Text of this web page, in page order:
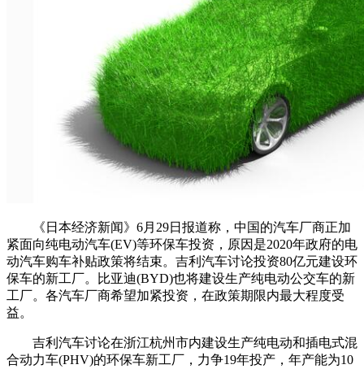
《日本经济新闻》6月29日报道称，中国的汽车厂商正加
紧面向纯电动汽车(EV)等环保车投资，原因是2020年政府的电
动汽车购车补贴政策将结束。吉利汽车讨论投资80亿元建设环
保车的新工厂。比亚迪(BYD)也将建设生产纯电动公交车的新
工厂。各汽车厂商希望加紧投资，在政策期限内最大程度受
益。
吉利汽车讨论在浙江杭州市内建设生产纯电动和插电式混
合动力车(PHV)的环保车新工厂，力争19年投产，年产能为10